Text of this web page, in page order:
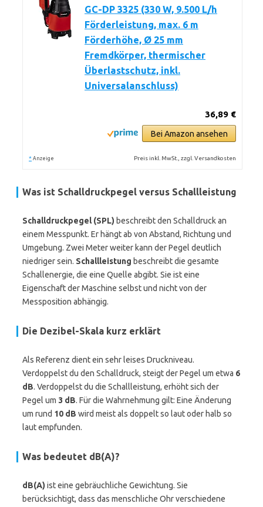
GC-DP 3325 (330 W, 9.500 L/h
Förderleistung, max. 6 m
Förderhöhe, Ø 25 mm
Fremdkörper, thermischer
Überlastschutz, inkl.
Universalanschluss)
36,89 €
Bei Amazon ansehen
* Anzeige Preis inkl. MwSt., zzgl. Versandkosten
Was ist Schalldruckpegel versus Schallleistung
Schalldruckpegel (SPL) beschreibt den Schalldruck an
einem Messpunkt. Er hängt ab von Abstand, Richtung und
Umgebung. Zwei Meter weiter kann der Pegel deutlich
niedriger sein. Schallleistung beschreibt die gesamte
Schallenergie, die eine Quelle abgibt. Sie ist eine
Eigenschaft der Maschine selbst und nicht von der
Messposition abhängig.
Die Dezibel-Skala kurz erklärt
Als Referenz dient ein sehr leises Druckniveau.
Verdoppelst du den Schalldruck, steigt der Pegel um etwa 6
dB. Verdoppelst du die Schallleistung, erhöht sich der
Pegel um 3 dB. Für die Wahrnehmung gilt: Eine Änderung
um rund 10 dB wird meist als doppelt so laut oder halb so
laut empfunden.
Was bedeutet dB(A)?
dB(A) ist eine gebräuchliche Gewichtung. Sie
berücksichtigt, dass das menschliche Ohr verschiedene